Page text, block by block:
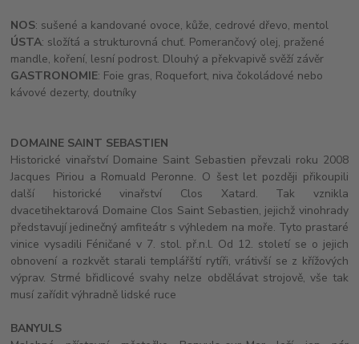
NOS: sušené a kandované ovoce, kůže, cedrové dřevo, mentol
ÚSTA: složítá a strukturovná chuť. Pomerančový olej, pražené
mandle, koření, lesní podrost. Dlouhý a překvapivě svěží závěr
GASTRONOMIE: Foie gras, Roquefort, niva čokoládové nebo
kávové dezerty, doutníky
DOMAINE SAINT SEBASTIEN
Historické vinařství Domaine Saint Sebastien převzali roku 2008
Jacques Piriou a Romuald Peronne. O šest let později přikoupili
další historické vinařství Clos Xatard. Tak vznikla
dvacetihektarová Domaine Clos Saint Sebastien, jejichž vinohrady
představují jedinečný amfiteátr s výhledem na moře. Tyto prastaré
vinice vysadili Féničané v 7. stol. př.n.l. Od 12. století se o jejich
obnovení a rozkvět starali templářští rytíři, vrátivší se z křížových
výprav. Strmé břidlicové svahy nelze obdělávat strojově, vše tak
musí zařídit výhradně lidské ruce
BANYULS